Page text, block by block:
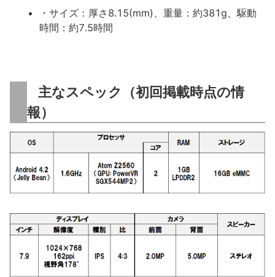
・サイズ：厚さ8.15(mm)、重量：約381g、駆動
時間：約7.5時間
主なスペック（初回掲載時点の情
報）